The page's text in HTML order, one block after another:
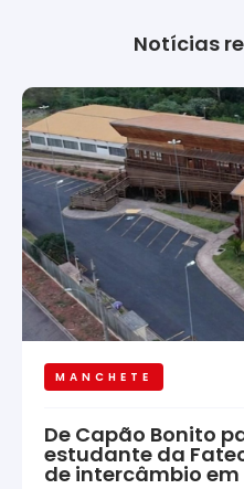
Notícias
MANCHETE
De Capão Bonito
estudante da
de intercâmbio em